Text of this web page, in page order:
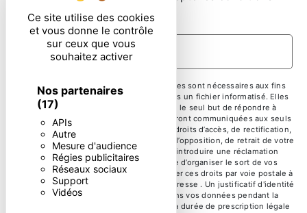
Ce site utilise des cookies
et vous donne le contrôle
sur ceux que vous
souhaitez activer
Nos partenaires
(17)
APIs
Autre
Mesure d'audience
Régies publicitaires
Réseaux sociaux
Support
Vidéos
particulières ci-dessous **
ENVOYER
** Les données personnelles communiquées sont nécessaires aux fins
de vous contacter et sont enregistrées dans un fichier informatisé. Elles
sont destinées à et ses sous-traitants dans le seul but de répondre à
votre message. Les données collectées seront communiquées aux seuls
destinataires suivants: . Vous disposez de droits d’accès, de rectification,
d’effacement, de portabilité, de limitation, d’opposition, de retrait de votre
consentement à tout moment et du droit d’introduire une réclamation
auprès d’une autorité de contrôle, ainsi que d’organiser le sort de vos
données post-mortem. Vous pouvez exercer ces droits par voie postale à
l'adresse ou par courrier électronique à l'adresse . Un justificatif d'identité
pourra vous être demandé. Nous conservons vos données pendant la
période de prise de contact puis pendant la durée de prescription légale